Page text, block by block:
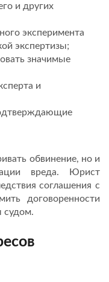
и других
эксперимента
экспертизы;
значимые
и
обвинение, но и
вреда. Юрист
соглашения с
договоренности
судом.